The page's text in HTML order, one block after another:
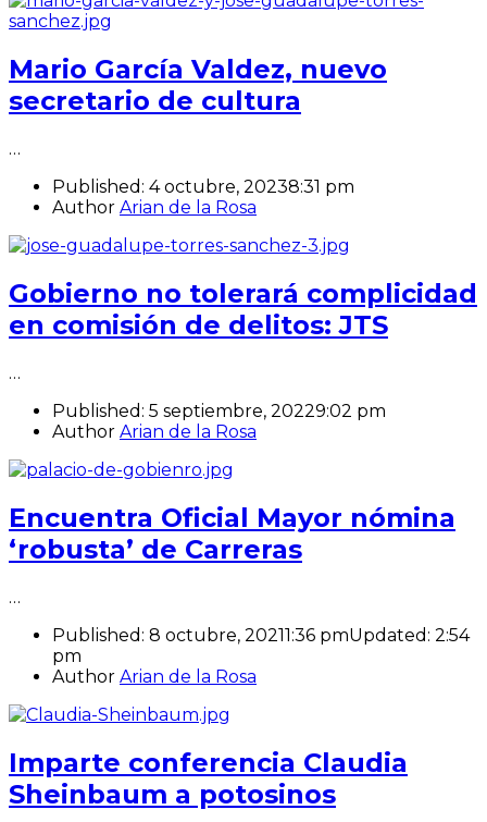
Mario García Valdez, nuevo
secretario de cultura
…
Published: 4 octubre, 20238:31 pm
Author Arian de la Rosa
Gobierno no tolerará complicidad
en comisión de delitos: JTS
…
Published: 5 septiembre, 20229:02 pm
Author Arian de la Rosa
Encuentra Oficial Mayor nómina
‘robusta’ de Carreras
…
Published: 8 octubre, 20211:36 pmUpdated: 2:54
pm
Author Arian de la Rosa
Imparte conferencia Claudia
Sheinbaum a potosinos